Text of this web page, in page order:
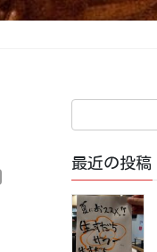
最近の投稿